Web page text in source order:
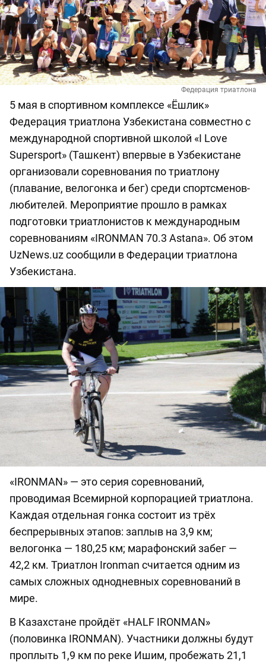
Федерация триатлона
5 мая в спортивном комплексе «Ёшлик»
Федерация триатлона Узбекистана совместно с
международной спортивной школой «I Love
Supersport» (Ташкeнт) впервые в Узбекистане
организовали соревнования по триатлону
(плавание, велогонка и бег) среди спортсменов-
любителей. Мероприятие прошло в рамках
подготовки триатлонистов к международным
соревнованиям «IRONMAN 70.3 Astana». Об этом
UzNews.uz сообщили в Федерации триатлона
Узбекистана.
«IRONMAN» — это серия соревнований,
проводимая Всемирной корпорацией триатлона.
Каждая отдельная гонка состоит из трёх
беспрерывных этапов: заплыв на 3,9 км;
велогонка — 180,25 км; марафонский забег —
42,2 км. Триатлон Ironman считается одним из
самых сложных однодневных соревнований в
мире.
В Казахстане пройдёт «HALF IRONMAN»
(половинка IRONMАN). Участники должны будут
проплыть 1,9 км по реке Ишим, пробежать 21,1